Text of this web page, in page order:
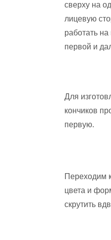
сверху на
лицевую
работать
первой и
Для
кончиков
первую.
Переходим
цвета и
скрутить